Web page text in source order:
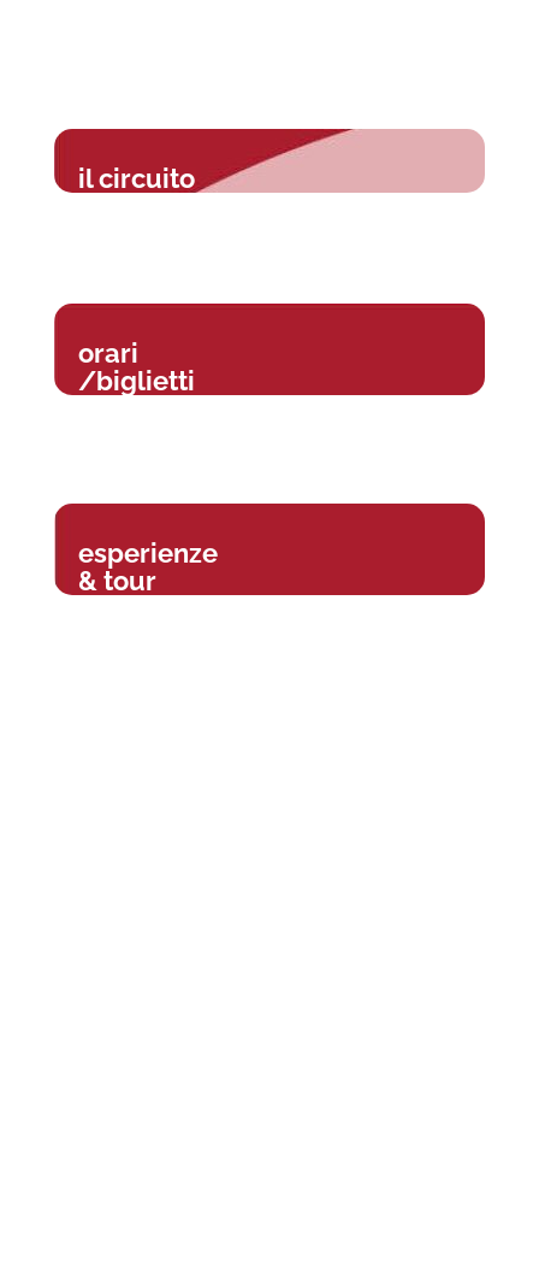
il circuito
orari
/biglietti
esperienze
& tour